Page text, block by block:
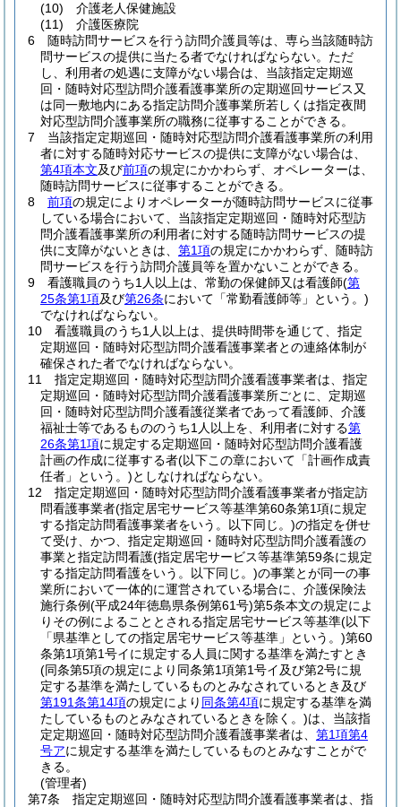
(10)
介護老人保健施設
(11)
介護医療院
6
随時訪問サービスを行う訪問介護員等は、専ら当該随時訪
問サービスの提供に当たる者でなければならない。 ただ
し、利用者の処遇に支障がない場合は、当該指定定期巡
回・随時対応型訪問介護看護事業所の定期巡回サービス又
は同一敷地内にある指定訪問介護事業所若しくは指定夜間
対応型訪問介護事業所の職務に従事することができる。
7
当該指定定期巡回・随時対応型訪問介護看護事業所の利用
者に対する随時対応サービスの提供に支障がない場合は、
第4項本文及び前項の規定にかかわらず、オペレーターは、
随時訪問サービスに従事することができる。
8
前項の規定によりオペレーターが随時訪問サービスに従事
している場合において、当該指定定期巡回・随時対応型訪
問介護看護事業所の利用者に対する随時訪問サービスの提
供に支障がないときは、 第1項の規定にかかわらず、随時訪
問サービスを行う訪問介護員等を置かないことができる。
9
看護職員のうち1人以上は、常勤の保健師又は看護師(第
25条第1項及び第26条において「常勤看護師等」という。)
でなければならない。
10
看護職員のうち1人以上は、提供時間帯を通じて、指定
定期巡回・随時対応型訪問介護看護事業者との連絡体制が
確保された者でなければならない。
11
指定定期巡回・随時対応型訪問介護看護事業者は、指定
定期巡回・随時対応型訪問介護看護事業所ごとに、定期巡
回・随時対応型訪問介護看護従業者であって看護師、介護
福祉士等であるもののうち1人以上を、利用者に対する第
26条第1項に規定する定期巡回・随時対応型訪問介護看護
計画の作成に従事する者(以下この章において「計画作成責
任者」という。)としなければならない。
12
指定定期巡回・随時対応型訪問介護看護事業者が指定訪
問看護事業者(指定居宅サービス等基準第60条第1項に規定
する指定訪問看護事業者をいう。以下同じ。)の指定を併せ
て受け、かつ、指定定期巡回・随時対応型訪問介護看護の
事業と指定訪問看護(指定居宅サービス等基準第59条に規定
する指定訪問看護をいう。以下同じ。)の事業とが同一の事
業所において一体的に運営されている場合に、介護保険法
施行条例(平成24年徳島県条例第61号)第5条本文の規定によ
りその例によることとされる指定居宅サービス等基準(以下
「県基準としての指定居宅サービス等基準」という。)第60
条第1項第1号イに規定する人員に関する基準を満たすとき
(同条第5項の規定により同条第1項第1号イ及び第2号に規
定する基準を満たしているものとみなされているとき及び
第191条第14項の規定により 同条第4項に規定する基準を満
たしているものとみなされているときを除く。)は、当該指
定定期巡回・随時対応型訪問介護看護事業者は、 第1項第4
号アに規定する基準を満たしているものとみなすことがで
きる。
(管理者)
第7条
指定定期巡回・随時対応型訪問介護看護事業者は、指